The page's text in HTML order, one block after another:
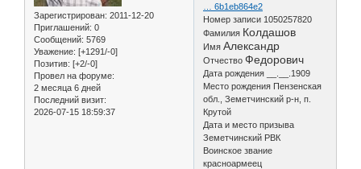
Зарегистрирован: 2011-12-20
Приглашений: 0
Сообщений: 5769
Уважение: [+1291/-0]
Позитив: [+2/-0]
Провел на форуме:
2 месяца 6 дней
Последний визит:
2026-07-15 18:59:37
… 6b1eb864e2
Номер записи 1050257820
Фамилия Колдашов
ИмяАлександр
ОтчествоФедорович
Дата рождения __.__.1909
Место рождения Пензенская
обл., Земетчинский р-н, п.
Крутой
Дата и место призыва
Земетчинский РВК
Воинское звание
красноармеец